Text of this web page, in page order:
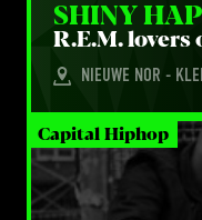
SHI­NY
R.E.M. lovers
NIEUWE NOR -
Capital Hiphop